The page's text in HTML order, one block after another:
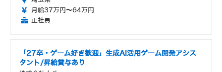
月給37万円～64万円
正社員
「27卒・ゲーム好き歓迎」生成AI活用ゲーム開発アシス
タント/昇給賞与あり